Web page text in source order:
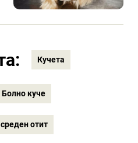
Кучета
Болно куче
отит